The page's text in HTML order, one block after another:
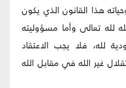
هذا القانون الذي يكون
لله تعالى وأما مسؤوليته
لله، فلا يجب الاعتقاد
غير الله في مقابل الله